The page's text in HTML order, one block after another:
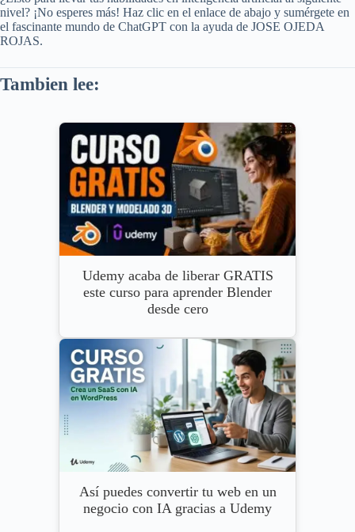
nivel? ¡No esperes más! Haz clic en el enlace de abajo y sumérgete en
el fascinante mundo de ChatGPT con la ayuda de JOSE OJEDA
ROJAS.
Tambien lee:
Udemy acaba de liberar GRATIS
este curso para aprender Blender
desde cero
Así puedes convertir tu web en un
negocio con IA gracias a Udemy